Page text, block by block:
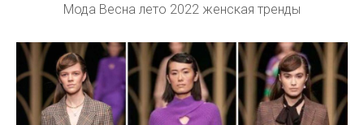
Мода Весна лето 2022 женская тренды